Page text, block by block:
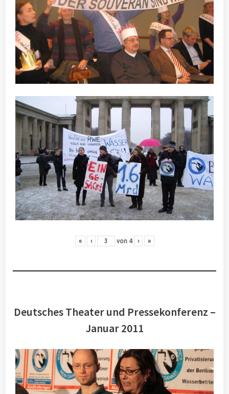
« ‹ von 4 › »
Deutsches Theater und Pressekonferenz –
Januar 2011